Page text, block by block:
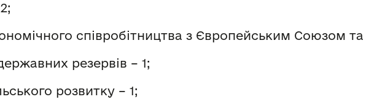
співробітництва з Європейським Союзом та
резервів – 1;
розвитку – 1;